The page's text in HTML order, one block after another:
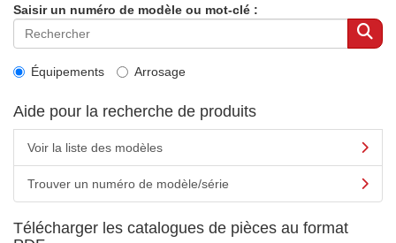
Saisir un numéro de modèle ou mot-clé :
Équipements Arrosage
Aide pour la recherche de produits
Voir la liste des modèles
Trouver un numéro de modèle/série
Télécharger les catalogues de pièces au format